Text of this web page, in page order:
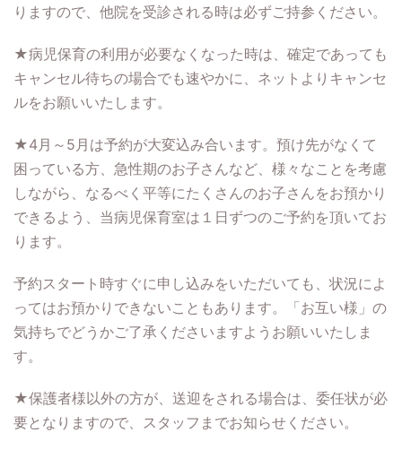
りますので、他院を受診される時は必ずご持参ください。
★病児保育の利用が必要なくなった時は、確定であっても
キャンセル待ちの場合でも速やかに、ネットよりキャンセ
ルをお願いいたします。
★4月～5月は予約が大変込み合います。預け先がなくて
困っている方、急性期のお子さんなど、様々なことを考慮
しながら、なるべく平等にたくさんのお子さんをお預かり
できるよう、当病児保育室は１日ずつのご予約を頂いてお
ります。
予約スタート時すぐに申し込みをいただいても、状況によ
ってはお預かりできないこともあります。「お互い様」の
気持ちでどうかご了承くださいますようお願いいたしま
す。
★保護者様以外の方が、送迎をされる場合は、委任状が必
要となりますので、スタッフまでお知らせください。